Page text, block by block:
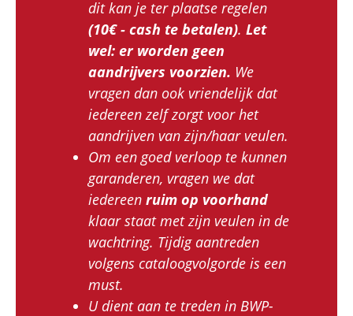
dit kan je ter plaatse regelen
(10€ - cash te betalen). Let
wel: er worden geen
aandrijvers voorzien. We
vragen dan ook vriendelijk dat
iedereen zelf zorgt voor het
aandrijven van zijn/haar veulen.
Om een goed verloop te kunnen
garanderen, vragen we dat
iedereen ruim op voorhand
klaar staat met zijn veulen in de
wachtring. Tijdig aantreden
volgens cataloogvolgorde is een
must.
U dient aan te treden in BWP-